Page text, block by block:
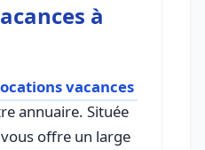
à
vacances
annuaire. Située
offre un large